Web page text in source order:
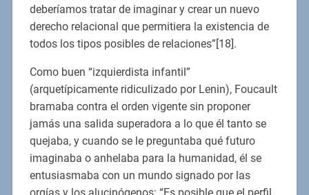
deberíamos tratar de imaginar y crear un nuevo
derecho relacional que permitiera la existencia de
todos los tipos posibles de relaciones”[18].
Como buen “izquierdista infantil”
(arquetípicamente ridiculizado por Lenin), Foucault
bramaba contra el orden vigente sin proponer
jamás una salida superadora a lo que él tanto se
quejaba, y cuando se le preguntaba qué futuro
imaginaba o anhelaba para la humanidad, él se
entusiasmaba con un mundo signado por las